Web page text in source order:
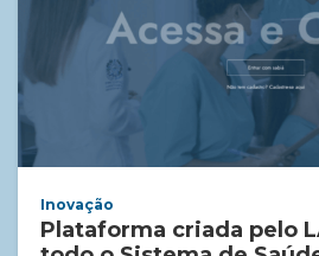
Inovação
Plataforma criada pelo